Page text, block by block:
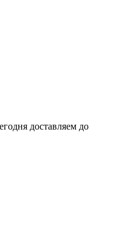
доставляем до